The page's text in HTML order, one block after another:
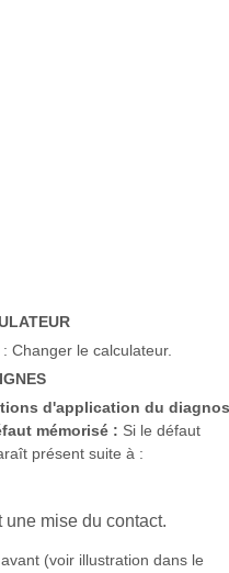
Changer le calculateur.
d'application du
mémorisé : Si le défaut
présent suite à :
une mise du contact.
(voir illustration dans le